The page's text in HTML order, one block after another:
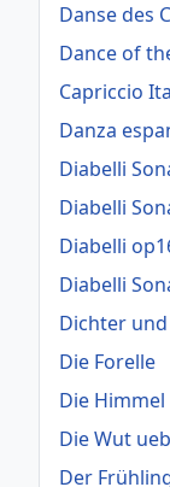
Danse des
Dance of
Capriccio
Danza
Diabelli
Diabelli
Diabelli
Diabelli
Dichter
Die Forelle
Die
Die Wut
Der